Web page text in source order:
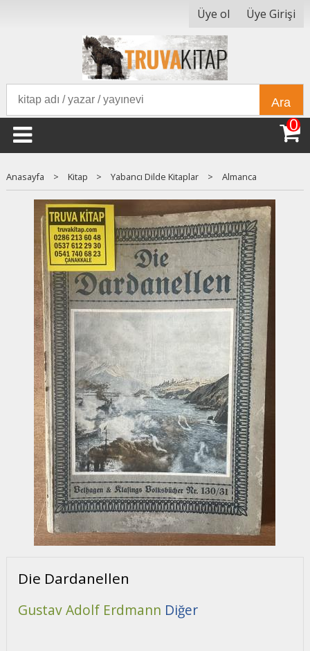
Üye ol Üye Girişi
Ara
0
Anasayfa > Kitap > Yabancı Dilde Kitaplar > Almanca
Die Dardanellen
Gustav Adolf Erdmann Diğer